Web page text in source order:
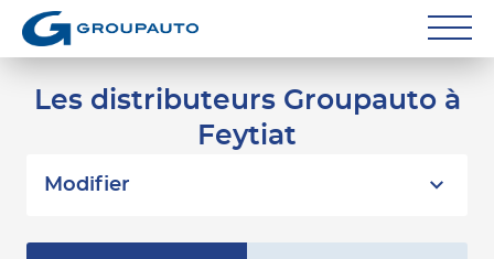
Carrossiers
Les distributeurs Groupauto à
Feytiat
Modifier